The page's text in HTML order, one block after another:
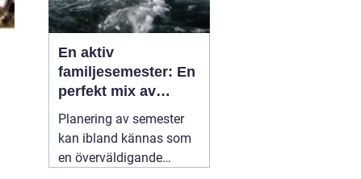
En aktiv
familjesemester: En
perfekt mix av
äventyr och
återhämtning
Planering av semester
kan ibland kännas som
en överväldigande